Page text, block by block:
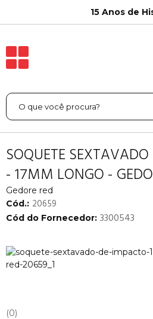
15 Anos de
SOQUETE
- 17MM LONGO -
Gedore red
Cód.: 20659
Cód do Fornecedor: 3300543
0